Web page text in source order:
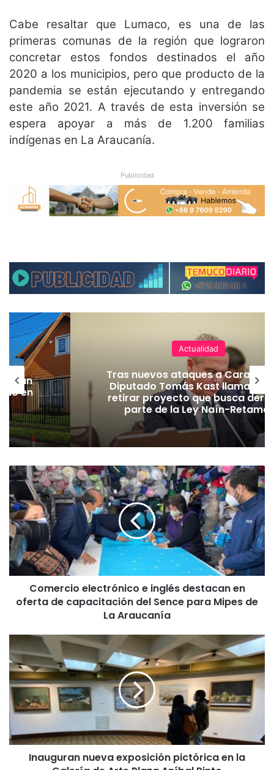
Cabe resaltar que Lumaco, es una de las
primeras comunas de la región que lograron
concretar estos fondos destinados el año
2020 a los municipios, pero que producto de la
pandemia se están ejecutando y entregando
este año 2021. A través de esta inversión se
espera apoyar a más de 1.200 familias
indígenas en La Araucanía.
Publicidad
en
Actualidad
Tras nuevos ataques a
Diputado Tomás Kast llama al
retirar proyecto que busca
parte de la Ley Naín-Retamal
C
o
m
e
r
c
i
o
e
ó
n
c
o
e
n
Comercio electrónico e inglés destacan en
oferta de capacitación del Sence para Mipes de
La Araucanía
n
a
u
g
u
r
a
n
Inauguran nueva exposición pictórica en la